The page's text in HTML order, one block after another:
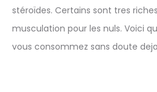
stéroïdes. Certains sont tres
musculation pour les nuls. Voici
vous consommez sans doute